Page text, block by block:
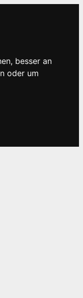
besser an
oder um